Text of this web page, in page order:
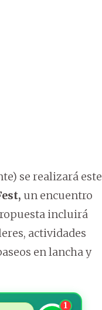
se realizará este
un encuentro
incluirá
actividades
en lancha y
1